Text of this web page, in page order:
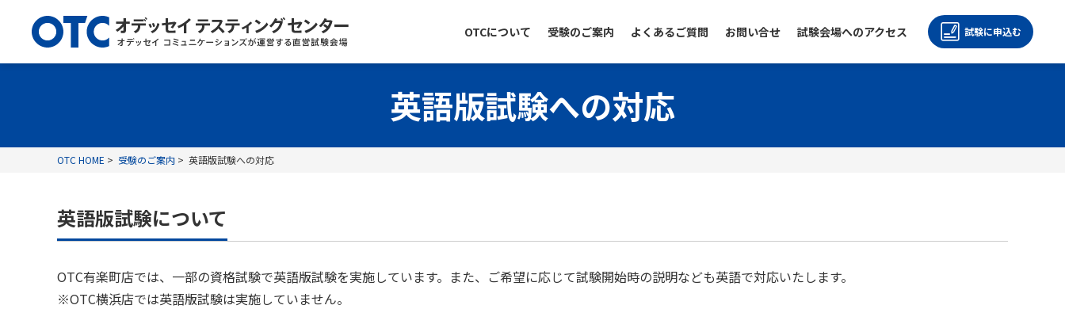
OTCについて
受験のご案内
英語版試験への対応
よくあるご質問 お問い合せ 試験会場へのアクセス 試験に申込む
英語版試験への対応
OTC HOME 受験のご案内 英語版試験への対応
英語版試験について
OTC有楽町店では、一部の資格試験で英語版試験を実施しています。また、ご希望に応じて試験開始時の説明なども英語で対応いたします。
※OTC横浜店では英語版試験は実施していません。